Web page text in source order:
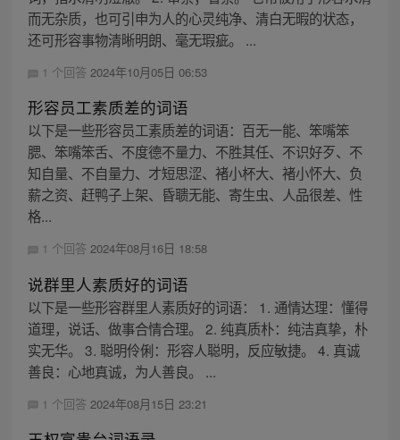
而无杂质，也可引申为人的心灵纯净、清白无暇的状态，
还可形容事物清晰明朗、毫无瑕疵。 ...
1 个回答 2024年10月05日 06:53
形容员工素质差的词语
以下是一些形容员工素质差的词语：百无一能、笨嘴笨
腮、笨嘴笨舌、不度德不量力、不胜其任、不识好歹、不
知自量、不自量力、才短思涩、褚小杯大、褚小怀大、负
薪之资、赶鸭子上架、昏聩无能、寄生虫、人品很差、性
格...
1 个回答 2024年08月16日 18:58
说群里人素质好的词语
以下是一些形容群里人素质好的词语： 1. 通情达理：懂得
道理，说话、做事合情合理。 2. 纯真质朴：纯洁真挚，朴
实无华。 3. 聪明伶俐：形容人聪明，反应敏捷。 4. 真诚
善良：心地真诚，为人善良。 ...
1 个回答 2024年08月15日 23:21